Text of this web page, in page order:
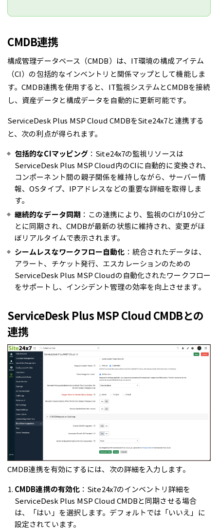
CMDB連携
構成管理データベース（CMDB）は、IT環境の構成アイテム
（CI）の包括的なインベントリと関係マップとして機能しま
す。CMDB連携を使用すると、IT監視システムとCMDBを接続
し、資産データと構成データを自動的に更新可能です。
ServiceDesk Plus MSP Cloud CMDBをSite24x7と連携する
と、次の利点が得られます。
包括的なCIマッピング ：Site24x7の監視リソースは
ServiceDesk Plus MSP Cloud内のCIに自動的に変換され、
コンポーネント間の親子関係を維持しながら、サーバー情
報、OSタイプ、IPアドレスなどの重要な詳細を取得しま
す。
継続的なデータ同期 ：この連携により、監視のCIが10分ご
とに同期され、CMDBが最新の状態に維持され、変更がほ
ぼリアルタイムで表示されます。
シームレスなワークフロー自動化 ：統合されたデータは、
アラート、チケット発行、エスカレーションのための
ServiceDesk Plus MSP Cloudの自動化されたワークフロー
をサポートし、インシデント管理の効率を向上させます。
ServiceDesk Plus MSP Cloud CMDBとの
連携
CMDB連携を有効にするには、次の詳細を入力します。
CMDB連携の有効化 ：Site24x7のインベントリ詳細を
ServiceDesk Plus MSP Cloud CMDBと同期させる場合
は、「はい」を選択します。デフォルトでは「いいえ」に
設定されています。